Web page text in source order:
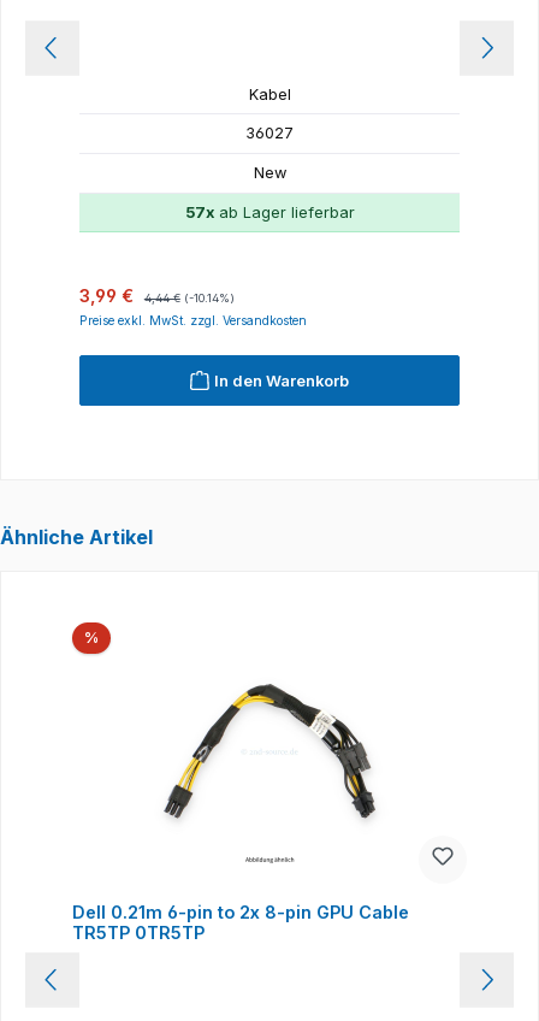
Kabel
36027
New
57xab Lager lieferbar
Verkaufspreis:
3,99 € 4,44 € (-10.14%)
Preise exkl. MwSt. zzgl. Versandkosten
In den Warenkorb
Ähnliche Artikel
%Rabatt
Dell 0.21m 6-pin to 2x 8-pin GPU Cable
TR5TP 0TR5TP